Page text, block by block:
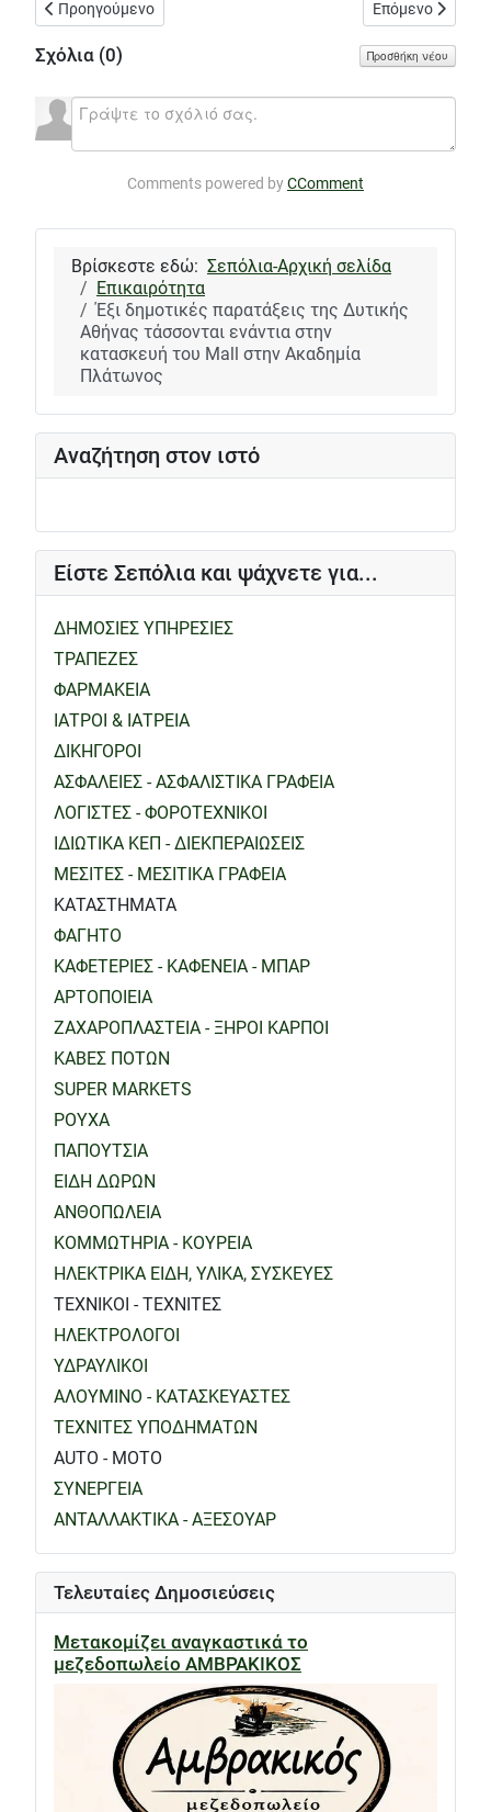
Αναζήτηση στον ιστό
Είστε Σεπόλια και ψάχνετε για...
ΔΗΜΟΣΙΕΣ ΥΠΗΡΕΣΙΕΣ
ΤΡΑΠΕΖΕΣ
ΦΑΡΜΑΚΕΙΑ
ΙΑΤΡΟΙ & ΙΑΤΡΕΙΑ
ΔΙΚΗΓΟΡΟΙ
ΑΣΦΑΛΕΙΕΣ - ΑΣΦΑΛΙΣΤΙΚΑ ΓΡΑΦΕΙΑ
ΛΟΓΙΣΤΕΣ - ΦΟΡΟΤΕΧΝΙΚΟΙ
ΙΔΙΩΤΙΚΑ ΚΕΠ - ΔΙΕΚΠΕΡΑΙΩΣΕΙΣ
ΜΕΣΙΤΕΣ - ΜΕΣΙΤΙΚΑ ΓΡΑΦΕΙΑ
ΚΑΤΑΣΤΗΜΑΤΑ
ΦΑΓΗΤΟ
ΚΑΦΕΤΕΡΙΕΣ - ΚΑΦΕΝΕΙΑ - ΜΠΑΡ
ΑΡΤΟΠΟΙΕΙΑ
ΖΑΧΑΡΟΠΛΑΣΤΕΙΑ - ΞΗΡΟΙ ΚΑΡΠΟΙ
ΚΑΒΕΣ ΠΟΤΩΝ
SUPER MARKETS
ΡΟΥΧΑ
ΠΑΠΟΥΤΣΙΑ
ΕΙΔΗ ΔΩΡΩΝ
ΑΝΘΟΠΩΛΕΙΑ
ΚΟΜΜΩΤΗΡΙΑ - ΚΟΥΡΕΙΑ
ΗΛΕΚΤΡΙΚΑ ΕΙΔΗ, ΥΛΙΚΑ, ΣΥΣΚΕΥΕΣ
ΤΕΧΝΙΚΟΙ - ΤΕΧΝΙΤΕΣ
ΗΛΕΚΤΡΟΛΟΓΟΙ
ΥΔΡΑΥΛΙΚΟΙ
ΑΛΟΥΜΙΝΟ - ΚΑΤΑΣΚΕΥΑΣΤΕΣ
ΤΕΧΝΙΤΕΣ ΥΠΟΔΗΜΑΤΩΝ
AUTO - MOTO
ΣΥΝΕΡΓΕΙΑ
ΑΝΤΑΛΛΑΚΤΙΚΑ - ΑΞΕΣΟΥΑΡ
Τελευταίες Δημοσιεύσεις
Μετακομίζει αναγκαστικά το
μεζεδοπωλείο ΑΜΒΡΑΚΙΚΟΣ
Προηγούμενο άρθρο: Ο όρος «Ακαδημία» με την κατασκευή
Προηγούμενο Επόμενο άρθρο:
Επόμενο
Σχόλια (0) Προσθήκη νέου
Comments powered byCComment
Βρίσκεστε εδώ: Σεπόλια-Αρχική σελίδα
Επικαιρότητα
Έξι δημοτικές παρατάξεις της Δυτικής
Αθήνας τάσσονται ενάντια στην
κατασκευή του Mall στην Ακαδημία
Πλάτωνος